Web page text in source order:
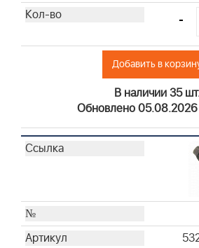
-
Добавить в
В наличии 35
Обновлено